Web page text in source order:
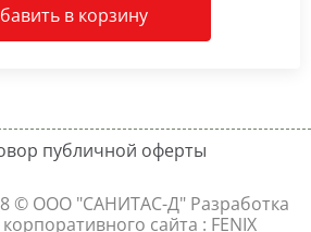
в корзину
публичной оферты
© ООО "САНИТАС-Д" Разработка
корпоративного сайта : FENIX